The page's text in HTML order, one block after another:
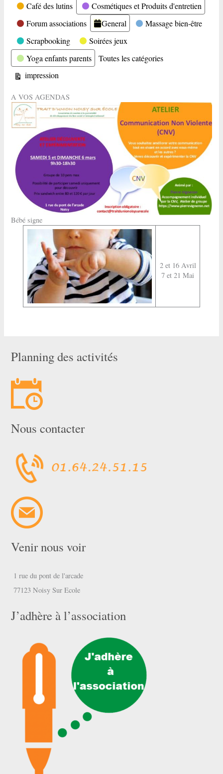
Café des lutins
Cosmétiques et Produits d'entretien
Forum associations
General
Massage bien-être
Scrapbooking
Soirées jeux
Yoga enfants parents
Toutes les catégories
Vue
impression
A VOS AGENDAS
Bébé signe
2 et 16 Avril
7 et 21 Mai
Planning des activités
Nous contacter
Venir nous voir
1 rue du pont de l'arcade
77123 Noisy Sur Ecole
J’adhère à l’association